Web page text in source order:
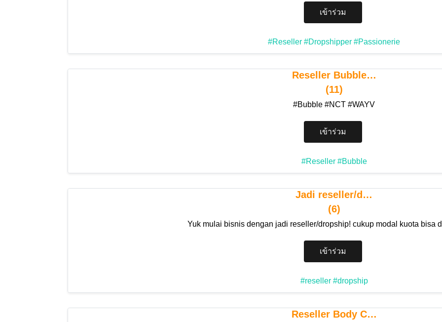
เข้าร่วม
#Reseller #Dropshipper #Passionerie
Reseller Bubble…
(11)
#Bubble #NCT #WAYV
เข้าร่วม
#Reseller #Bubble
Jadi reseller/d…
(6)
Yuk mulai bisnis dengan jadi reseller/dropship! cukup modal kuota bisa
เข้าร่วม
#reseller #dropship
Reseller Body C…